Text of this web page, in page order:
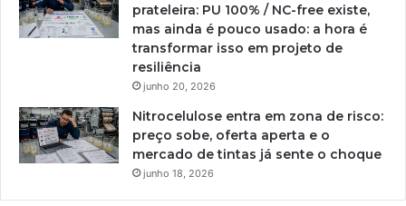
prateleira: PU 100% / NC-free existe,
mas ainda é pouco usado: a hora é
transformar isso em projeto de
resiliência
junho 20, 2026
Nitrocelulose entra em zona de risco:
preço sobe, oferta aperta e o
mercado de tintas já sente o choque
junho 18, 2026